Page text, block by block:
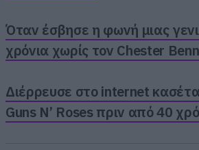
Όταν έσβησε η φωνή μιας
χρόνια χωρίς τον Chester
Διέρρευσε στο internet
Guns N’ Roses πριν από 40